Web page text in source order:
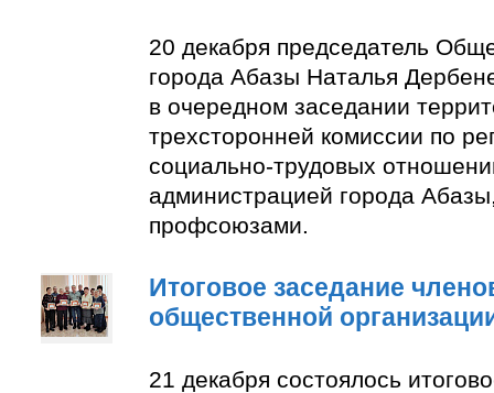
20 декабря председатель
города Абазы Наталья
в очередном заседании
трехсторонней комиссии по
социально-трудовых
администрацией города
профсоюзами.
Итоговое заседание
общественной
21 декабря состоялось